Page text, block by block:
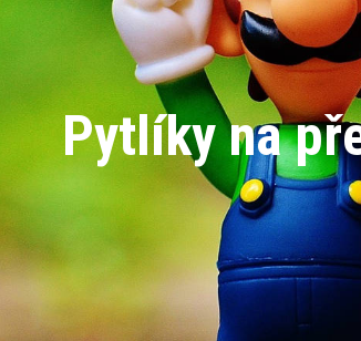
Pytlíky na